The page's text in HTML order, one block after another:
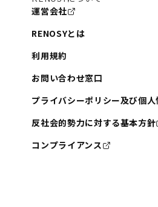
運営会社
RENOSYとは
利用規約
お問い合わせ窓口
プライバシーポリシー及び個
反社会的勢力に対する基本方針
コンプライアンス